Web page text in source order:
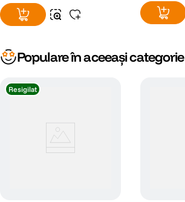
Sigma
FP
Populare în aceeași categorie
Resigilat